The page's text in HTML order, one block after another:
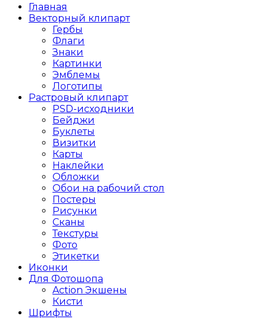
Главная
Векторный клипарт
Гербы
Флаги
Знаки
Картинки
Эмблемы
Логотипы
Растровый клипарт
PSD-исходники
Бейджи
Буклеты
Визитки
Карты
Наклейки
Обложки
Обои на рабочий стол
Постеры
Рисунки
Сканы
Текстуры
Фото
Этикетки
Иконки
Для Фотошопа
Action Экшены
Кисти
Шрифты